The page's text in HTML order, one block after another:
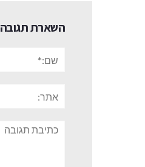
השארת תגובה
תגובה